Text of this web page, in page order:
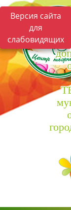
Версия сайта
для
слабовидящих